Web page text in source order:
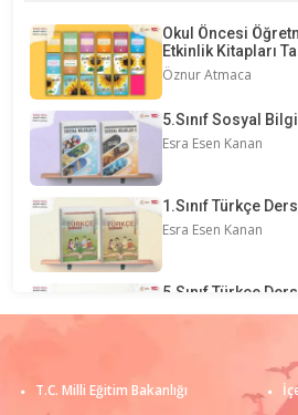
Okul Öncesi
Etkinlik Kitapları
Öznur Atmaca
5.Sınıf Sosyal
Esra Esen Kanan
1.Sınıf Türkçe Ders
Esra Esen Kanan
5.Sınıf Türkçe Ders
Fatma Öznur Uslu
1.Sınıf Matematik
Esra Esen Kanan
T.C. Milli Eğitim Bakanlığı